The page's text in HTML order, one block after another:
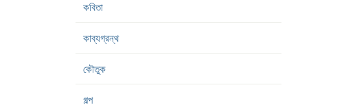
কবিতা
কাব্যগ্রন্থ
কৌতুক
গল্প